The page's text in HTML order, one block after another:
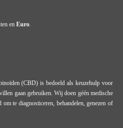
en Euro.
(CBD) is bedoeld als keuzehulp voor
gaan gebruiken. Wij doen géén medische
te diagnosticeren, behandelen, genezen of